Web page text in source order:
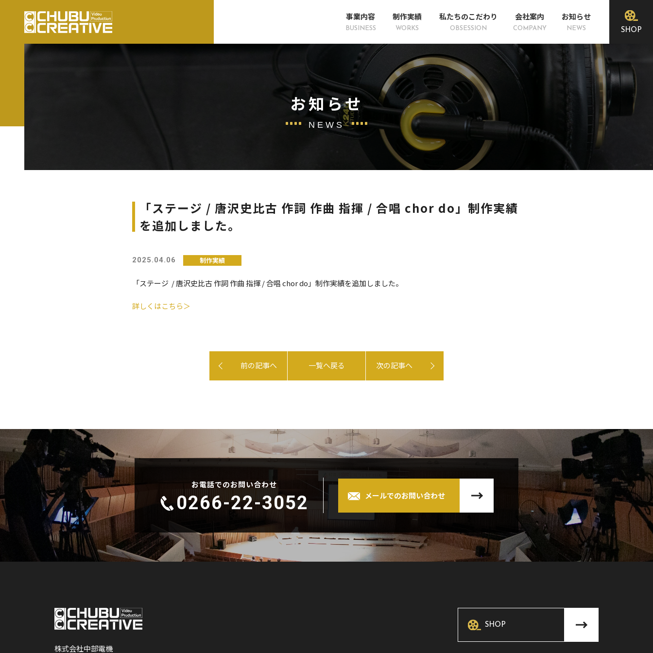
事業内容 制作実績 私たちのこだわり 会社案内 お知らせ
SHOP
お知らせ
NEWS
「ステージ / 唐沢史比古 作詞 作曲 指揮 / 合唱 chor do」制作実績
を追加しました。
2025.04.06 制作実績
「ステージ / 唐沢史比古 作詞 作曲 指揮 / 合唱 chor do」制作実績を追加しました。
詳しくはこちら＞
一覧へ戻る
前の記事へ 次の記事へ
お電話でのお問い合わせ
0266-22-3052 メールでのお問い合わせ
SHOP
株式会社中部電機